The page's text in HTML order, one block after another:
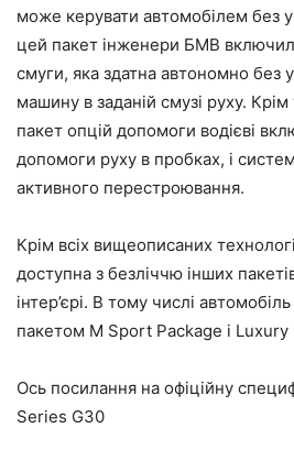
може керувати автомобілем без
цей пакет інженери БМВ
смуги, яка здатна автономно без
машину в заданій смузі руху.
пакет опцій допомоги водієві
допомоги руху в пробках, і
активного перестроювання.
Крім всіх вищеописаних
доступна з безліччю інших
інтер’єрі. В тому числі
пакетом M Sport Package і Luxury
Ось посилання на офіційну
Series G30